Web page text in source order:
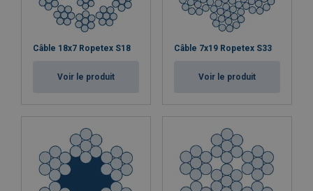
Câble 18x7 Ropetex S18
Voir le produit
Câble 7x19 Ropetex S33
Voir le produit